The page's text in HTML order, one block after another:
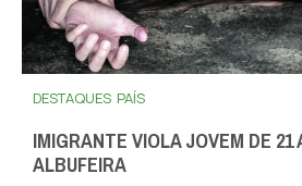
DESTAQUES PAÍS
IMIGRANTE VIOLA JOVEM DE 21
ALBUFEIRA